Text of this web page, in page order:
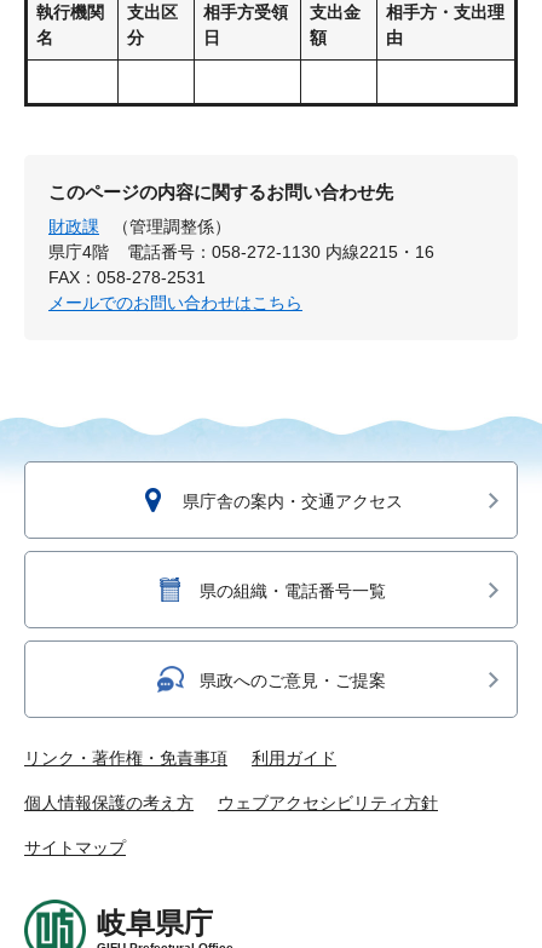
執行機関
名
支出区
分
相手方受領
日
支出金
額
相手方・支出理
由
このページの内容に関するお問い合わせ先
財政課
（管理調整係）
県庁4階
電話番号：058-272-1130 内線2215・16
FAX：058-278-2531
メールでのお問い合わせはこちら
県庁舎の案内・交通アクセス
県の組織・電話番号一覧
県政へのご意見・ご提案
リンク・著作権・免責事項 利用ガイド
個人情報保護の考え方 ウェブアクセシビリティ方針
サイトマップ
岐阜県庁